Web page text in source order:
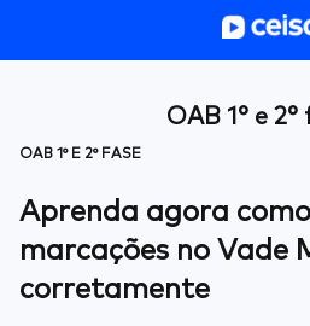
OAB 1° e 2°
OAB 1° E 2° FASE
Aprenda agora
marcações no Vade
corretamente